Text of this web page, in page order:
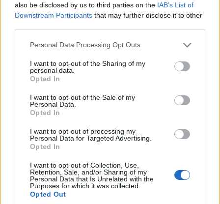
also be disclosed by us to third parties on the IAB’s List of
Downstream Participants that may further disclose it to other
Please note that this website/app uses one or more Google
not limited to your visit or usage behaviour. You may click to
grant or deny consent to Google and its third-party tags to
use your data for below specified purposes in below Google
consent section.
Personal Data Processing Opt Outs
I want to opt-out of the Sharing of my
personal data.
Opted In
I want to opt-out of the Sale of my
Personal Data.
Opted In
I want to opt-out of processing my
Personal Data for Targeted Advertising.
Opted In
I want to opt-out of Collection, Use,
Retention, Sale, and/or Sharing of my
Personal Data that Is Unrelated with the
Purposes for which it was collected.
Opted Out
A megkérdezett elemzők szerint a hazai
gazdaság visszaesése tavaly 6 és 7 százalék
között lehetett.
2021 egészében viszont már 4 százalék
körüli lehet a GDP növekedés, így
folytatódhat Magyarország felzárkózása a
oldalon a fogyasztás, a beruházások, és a
nettó export is a növekedés irányába
mutatnak az idei évben.
A feldolgozóiparban a normalizálódás már